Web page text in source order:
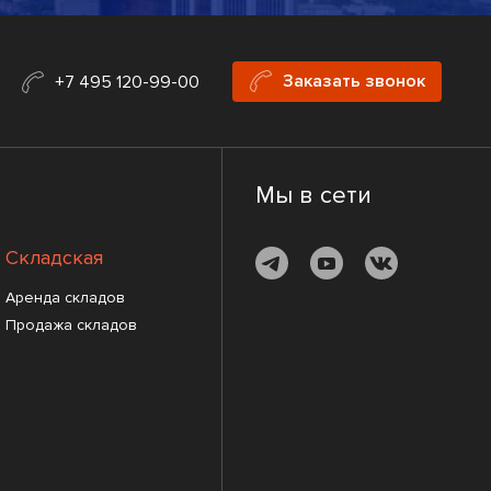
+7 495 120-99-00 Заказать звонок
Складская
Аренда складов
Продажа складов
Мы в сети